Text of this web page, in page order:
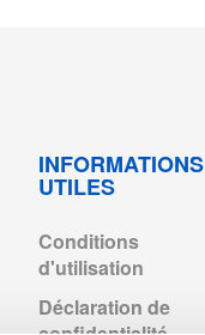
INFORMATIONS
UTILES
Conditions
d'utilisation
Déclaration de